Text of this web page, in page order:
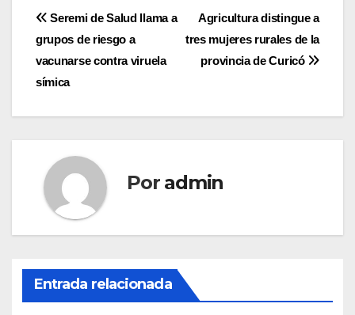
Navegación
de
entradas
Agricultura distingue a
tres mujeres rurales de la
provincia de Curicó
Seremi de Salud llama a
grupos de riesgo a
vacunarse contra viruela
símica
Por admin
Entrada relacionada